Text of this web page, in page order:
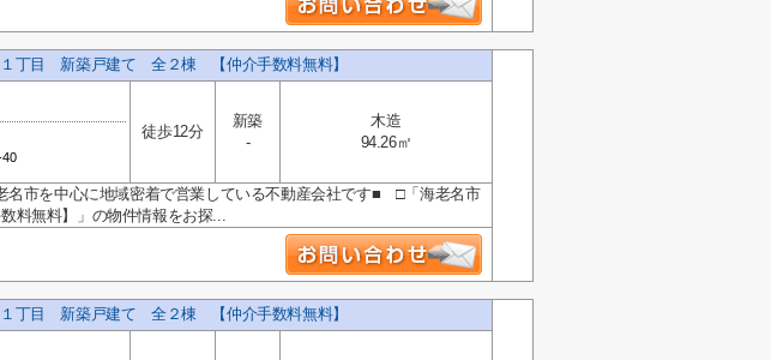
１丁目 新築戸建て 全２棟 【仲介手数料無料】
徒歩12分
新築
-
木造
94.26㎡
名市を中心に地域密着で営業している不動産会社です■ □「海老名市
無料】」の物件情報をお探...
１丁目 新築戸建て 全２棟 【仲介手数料無料】